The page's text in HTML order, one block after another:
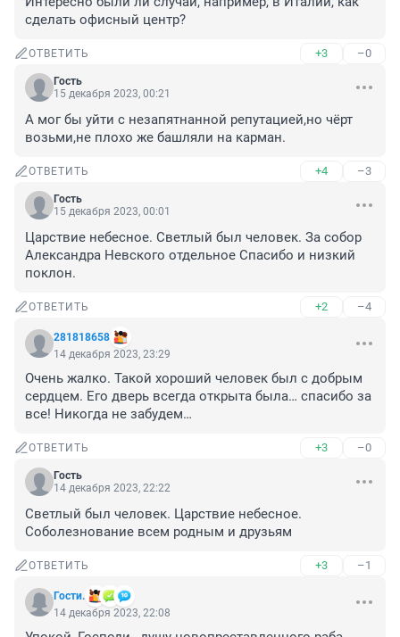
сделать офисный центр?
ОТВЕТИТЬ +3 –0
Гость
15 декабря 2023, 00:21
А мог бы уйти с незапятнанной репутацией,но чёрт
возьми,не плохо же башляли на карман.
ОТВЕТИТЬ +4 –3
Гость
15 декабря 2023, 00:01
Царствие небесное. Светлый был человек. За собор
Александра Невского отдельное Спасибо и низкий
поклон.
ОТВЕТИТЬ +2 –4
281818658
14 декабря 2023, 23:29
Очень жалко. Такой хороший человек был с добрым
сердцем. Его дверь всегда открыта была… спасибо за
все! Никогда не забудем…
ОТВЕТИТЬ +3 –0
Гость
14 декабря 2023, 22:22
Светлый был человек. Царствие небесное.
Соболезнование всем родным и друзьям
ОТВЕТИТЬ +3 –1
Гости.
14 декабря 2023, 22:08